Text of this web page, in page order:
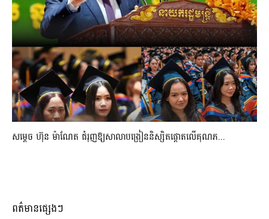
សម្តេច ហ៊ុន ម៉ាណែត ជំរុញឱ្យសាលាបង្រៀននិស្សិតផ្តោតលើគុណភ...
ពត៌មានផ្សេងៗ